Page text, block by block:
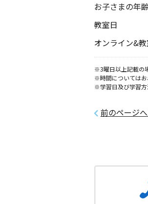
お子さまの年
教室日
オンライン&
※3曜日以上記載の
※時間についてはお
※学習日及び学習方
前のページ